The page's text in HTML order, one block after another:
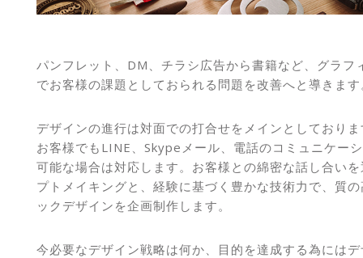
パンフレット、DM、チラシ広告から書籍など、グラフ
でお客様の課題としておられる問題を改善へと導きま
デザインの進行は対面での打合せをメインとしており
お客様でもLINE、Skypeメール、電話のコミュニケー
可能な場合は対応します。お客様との綿密な話し合い
プトメイキングと、経験に基づく豊かな技術力で、質
ックデザインを企画制作します。
今必要なデザイン戦略は何か、目的を達成する為には